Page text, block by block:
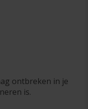
ontbreken in je
is.